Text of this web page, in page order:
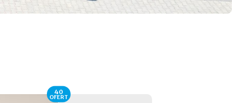
40
OFERT